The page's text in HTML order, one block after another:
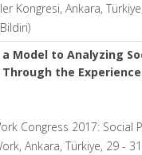
Kongresi, Ankara,
Model to Analyzing
Through the
Congress 2017: Social
Ankara, Türkiye, 29 - 31